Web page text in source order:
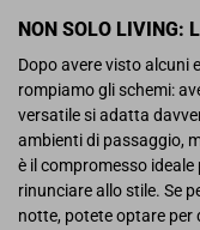
NON SOLO LIVING:
Dopo avere visto alcuni
rompiamo gli schemi:
versatile si adatta
ambienti di passaggio,
è il compromesso
rinunciare allo stile. Se
notte, potete optare per